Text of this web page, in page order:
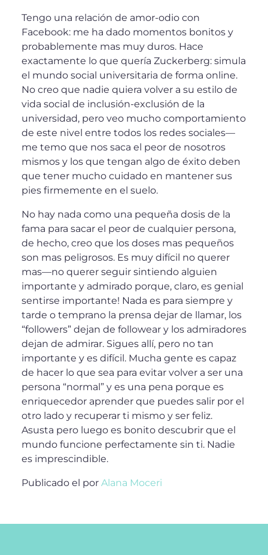
Tengo una relación de amor-odio con
Facebook: me ha dado momentos bonitos y
probablemente mas muy duros. Hace
exactamente lo que quería Zuckerberg: simula
el mundo social universitaria de forma online.
No creo que nadie quiera volver a su estilo de
vida social de inclusión-exclusión de la
universidad, pero veo mucho comportamiento
de este nivel entre todos los redes sociales—
me temo que nos saca el peor de nosotros
mismos y los que tengan algo de éxito deben
que tener mucho cuidado en mantener sus
pies firmemente en el suelo.
No hay nada como una pequeña dosis de la
fama para sacar el peor de cualquier persona,
de hecho, creo que los doses mas pequeños
son mas peligrosos. Es muy difícil no querer
mas—no querer seguir sintiendo alguien
importante y admirado porque, claro, es genial
sentirse importante! Nada es para siempre y
tarde o temprano la prensa dejar de llamar, los
“followers” dejan de followear y los admiradores
dejan de admirar. Sigues allí, pero no tan
importante y es difícil. Mucha gente es capaz
de hacer lo que sea para evitar volver a ser una
persona “normal” y es una pena porque es
enriquecedor aprender que puedes salir por el
otro lado y recuperar ti mismo y ser feliz.
Asusta pero luego es bonito descubrir que el
mundo funcione perfectamente sin ti. Nadie
es imprescindible.
Publicado el por Alana Moceri